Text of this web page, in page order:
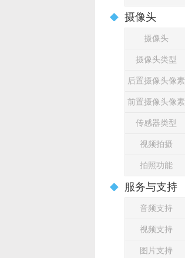
摄像头
摄像头
摄像头类型
后置摄像头像素
前置摄像头像素
传感器类型
视频拍摄
拍照功能
服务与支持
音频支持
视频支持
图片支持